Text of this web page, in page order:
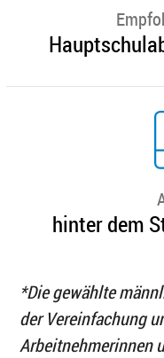
hinter dem
*Die gewählte
der Vereinfachung
Arbeitnehmerinnen